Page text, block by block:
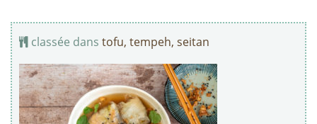
classée dans tofu, tempeh, seitan